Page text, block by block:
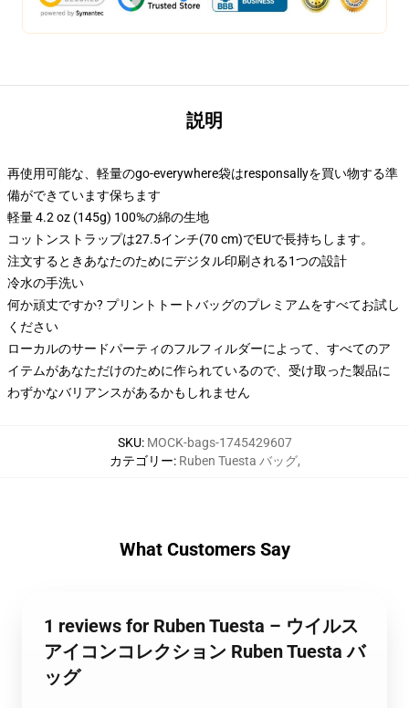
説明
再使用可能な、軽量のgo-everywhere袋はresponsallyを買い物する準
備ができています保ちます
軽量 4.2 oz (145g) 100%の綿の生地
コットンストラップは27.5インチ(70 cm)でEUで長持ちします。
注文するときあなたのためにデジタル印刷される1つの設計
冷水の手洗い
何か頑丈ですか? プリントトートバッグのプレミアムをすべてお試し
ください
ローカルのサードパーティのフルフィルダーによって、すべてのア
イテムがあなただけのために作られているので、受け取った製品に
わずかなバリアンスがあるかもしれません
SKU: MOCK-bags-1745429607
カテゴリー: Ruben Tuesta バッグ,
What Customers Say
1 reviews for Ruben Tuesta – ウイルス
アイコンコレクション Ruben Tuesta バ
ッグ